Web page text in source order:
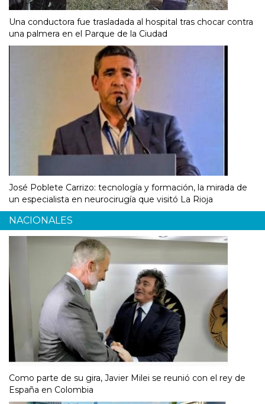
Una conductora fue trasladada al hospital tras chocar contra
una palmera en el Parque de la Ciudad
José Poblete Carrizo: tecnología y formación, la mirada de
un especialista en neurocirugía que visitó La Rioja
NACIONALES
Como parte de su gira, Javier Milei se reunió con el rey de
España en Colombia